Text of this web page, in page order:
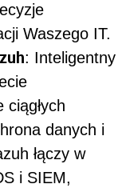
Waszego IT.
: Inteligentny
danych i
łączy w
i SIEM,